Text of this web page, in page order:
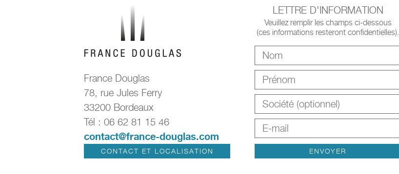
France Douglas
78, rue Jules Ferry
33200 Bordeaux
Tél : 06 62 81 15 46
contact@france-douglas.com
CONTACT ET LOCALISATION
LETTRE D'INFORMATION
Veuillez remplir les champs ci-dessous
(ces informations resteront confidentielles).
ENVOYER